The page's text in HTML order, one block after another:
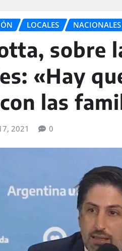
LOCALES NACIONALES
sobre
«Hay
las
2021 0